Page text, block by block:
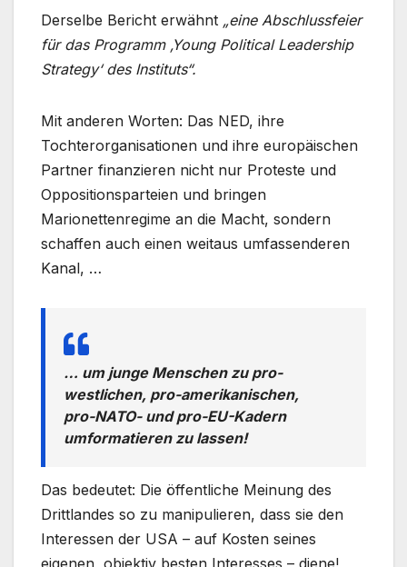
Derselbe Bericht erwähnt „eine Abschlussfeier
für das Programm ‚Young Political Leadership
Strategy‘ des Instituts“.
Mit anderen Worten: Das NED, ihre
Tochterorganisationen und ihre europäischen
Partner finanzieren nicht nur Proteste und
Oppositionsparteien und bringen
Marionettenregime an die Macht, sondern
schaffen auch einen weitaus umfassenderen
Kanal, …
… um junge Menschen zu pro-
westlichen, pro-amerikanischen,
pro-NATO- und pro-EU-Kadern
umformatieren zu lassen!
Das bedeutet: Die öffentliche Meinung des
Drittlandes so zu manipulieren, dass sie den
Interessen der USA – auf Kosten seines